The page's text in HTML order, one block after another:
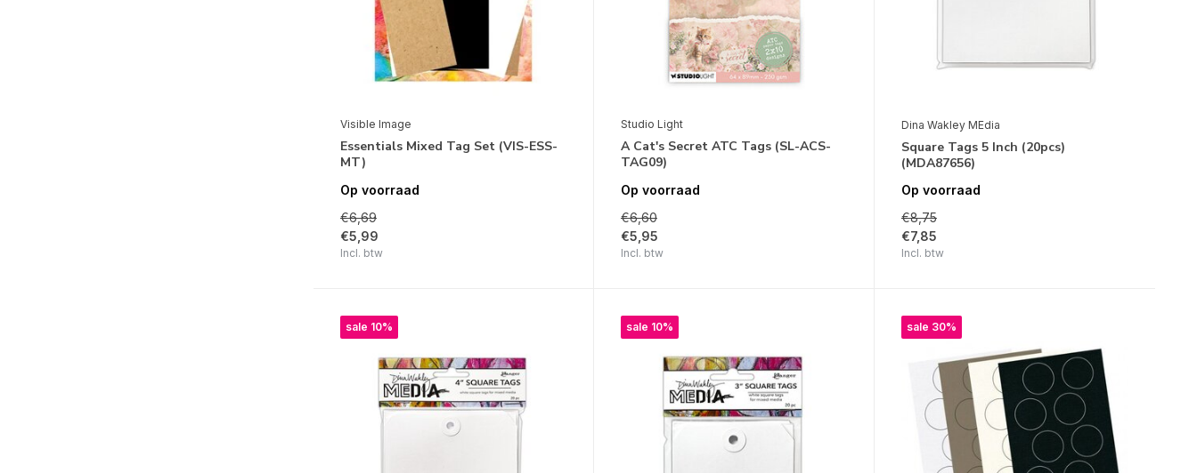
Visible Image
Essentials Mixed Tag Set (VIS-ESS-
MT)
Op voorraad
€6,69
€5,99
Incl. btw
Studio Light
A Cat's Secret ATC Tags (SL-ACS-
TAG09)
Op voorraad
€6,60
€5,95
Incl. btw
Dina Wakley MEdia
Square Tags 5 Inch (20pcs)
(MDA87656)
Op voorraad
€8,75
€7,85
Incl. btw
sale 10% sale 10% sale 30%